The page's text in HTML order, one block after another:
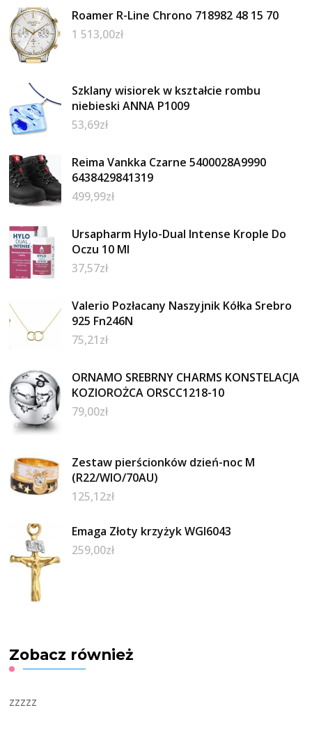
Roamer R-Line Chrono 718982 48 15 70
1 513,00zł
Szklany wisiorek w kształcie rombu
niebieski ANNA P1009
53,69zł
Reima Vankka Czarne 5400028A9990
6438429841319
499,99zł
Ursapharm Hylo-Dual Intense Krople Do
Oczu 10 Ml
37,57zł
Valerio Pozłacany Naszyjnik Kółka Srebro
925 Fn246N
75,21zł
ORNAMO SREBRNY CHARMS KONSTELACJA
KOZIOROŻCA ORSCC1218-10
79,00zł
Zestaw pierścionków dzień-noc M
(R22/WIO/70AU)
125,12zł
Emaga Złoty krzyżyk WGI6043
259,00zł
Zobacz również
zzzzz